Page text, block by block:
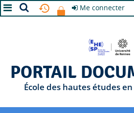
Me connecter
PORTAIL
École des hautes études